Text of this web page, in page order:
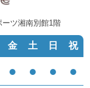
ツ湘南別館1階
金 土 日 祝
● ● ● ●